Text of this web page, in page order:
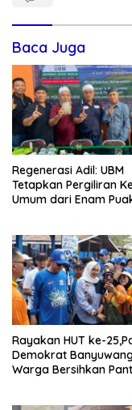
Baca Juga
Regenerasi Adil: UBM
Tetapkan Pergiliran
Umum dari Enam
Rayakan HUT ke-
Demokrat
Warga Bersihkan